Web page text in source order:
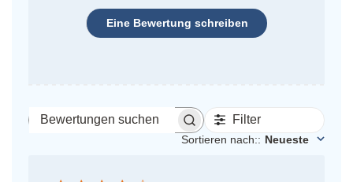
Eine Bewertung schreiben
Bewertungen
Filter
Sortieren nach:: Neueste